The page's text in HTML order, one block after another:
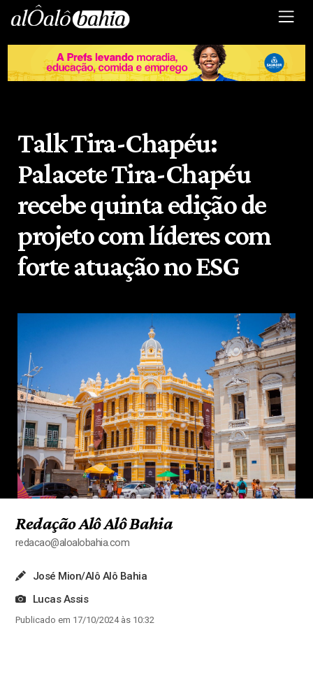
Talk Tira-Chapéu:
Palacete Tira-Chapéu
recebe quinta edição de
projeto com líderes com
forte atuação no ESG
Redação Alô Alô Bahia
redacao@aloalobahia.com
José Mion/Alô Alô Bahia
Lucas Assis
Publicado em 17/10/2024 às 10:32